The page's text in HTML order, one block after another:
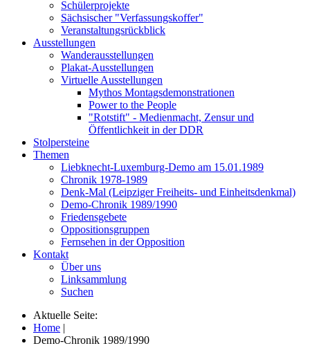
Schülerprojekte
Sächsischer "Verfassungskoffer"
Veranstaltungsrückblick
Ausstellungen
Wanderausstellungen
Plakat-Ausstellungen
Virtuelle Ausstellungen
Mythos Montagsdemonstrationen
Power to the People
"Rotstift" - Medienmacht, Zensur und
Öffentlichkeit in der DDR
Stolpersteine
Themen
Liebknecht-Luxemburg-Demo am 15.01.1989
Chronik 1978-1989
Denk-Mal (Leipziger Freiheits- und Einheitsdenkmal)
Demo-Chronik 1989/1990
Friedensgebete
Oppositionsgruppen
Fernsehen in der Opposition
Kontakt
Über uns
Linksammlung
Suchen
Aktuelle Seite:
Home |
Demo-Chronik 1989/1990